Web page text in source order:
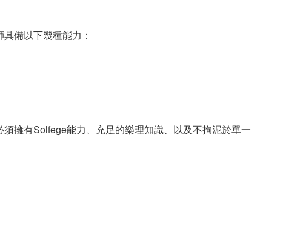
備以下幾種能力：
擁有Solfege能力、充足的樂理知識、以及不拘泥於單一